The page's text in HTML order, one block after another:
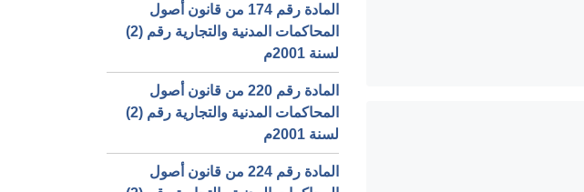
المادة رقم 174 من قانون أصول
المحاكمات المدنية والتجارية رقم (2)
لسنة 2001م
المادة رقم 220 من قانون أصول
المحاكمات المدنية والتجارية رقم (2)
لسنة 2001م
المادة رقم 224 من قانون أصول